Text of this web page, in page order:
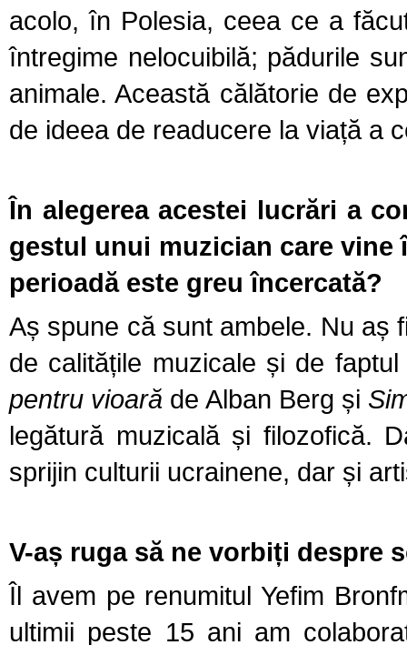
acolo, în Polesia, ceea ce a
întregime nelocuibilă; pădurile
animale. Această călătorie de
de ideea de readucere la viață a
În alegerea acestei lucrări a
gestul unui muzician care
perioadă este greu încercată?
Aș spune că sunt ambele. Nu aș
de calitățile muzicale și de
pentru vioară de Alban Berg și
legătură muzicală și filozofică.
sprijin culturii ucrainene, dar și
V-aș ruga să ne vorbiți despre
Îl avem pe renumitul Yefim
ultimii peste 15 ani am